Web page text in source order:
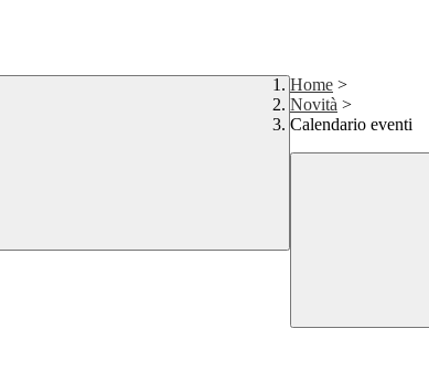
Home >
Novità >
Calendario eventi